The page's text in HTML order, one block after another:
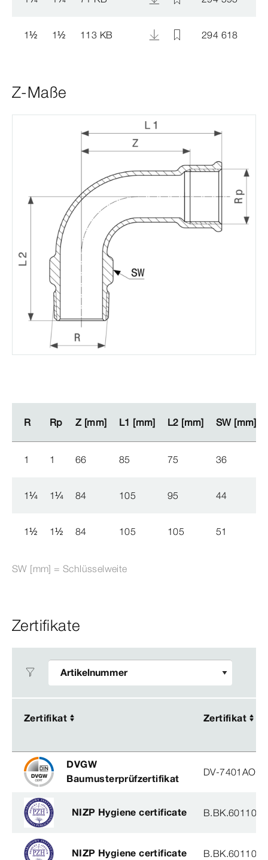
1½ 1½ 113 KB 294 618
Z-Maße
R Rp Z [mm] L1 [mm] L2 [mm] SW [mm]
R Rp Z [mm] L1 [mm] L2 [mm] SW [mm]
1 1 66 85 75 36
1¼ 1¼ 84 105 95 44
1½ 1½ 84 105 105 51
SW [mm] = Schlüsselweite
Zertifikate
Zertifikat Zertifikat
Zertifikat Zertifikat
DVGW
Baumusterprüfzertifikat
DV-
NIZP Hygiene certificate
NIZP Hygiene certificate